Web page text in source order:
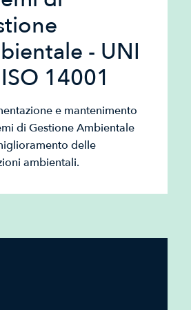
- UNI
14001
e mantenimento
di Gestione Ambientale
delle
ambientali.